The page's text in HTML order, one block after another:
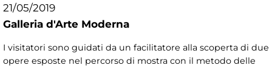
21/05/2019
Galleria d'Arte Moderna
I visitatori sono guidati da un facilitatore alla scoperta di due
opere esposte nel percorso di mostra con il metodo delle